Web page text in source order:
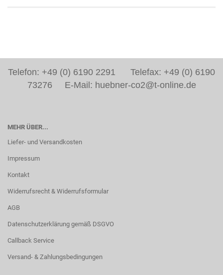
Telefon: +49 (0) 6190 2291 Telefax: +49 (0) 6190
73276 E-Mail: huebner-co2@t-online.de
MEHR ÜBER...
Liefer- und Versandkosten
Impressum
Kontakt
Widerrufsrecht & Widerrufsformular
AGB
Datenschutzerklärung gemäß DSGVO
Callback Service
Versand- & Zahlungsbedingungen